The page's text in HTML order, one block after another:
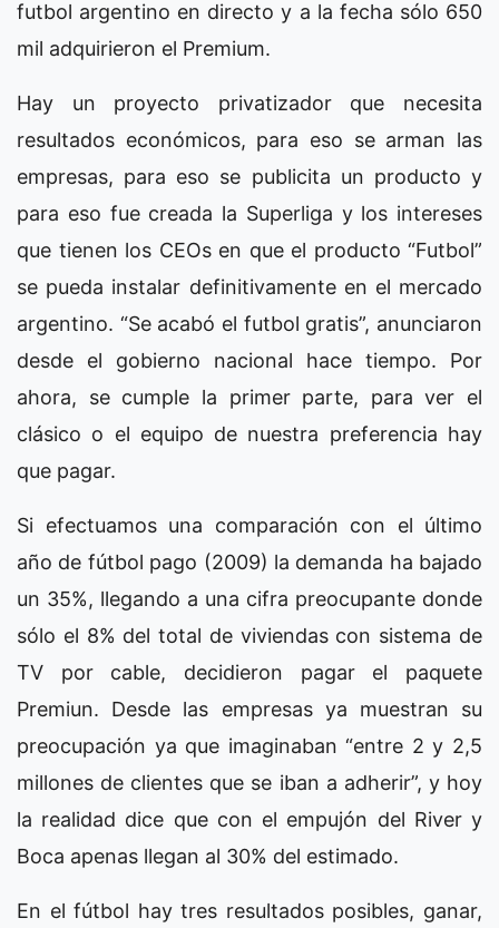
futbol argentino en directo y a la fecha sólo 650
mil adquirieron el Premium.
Hay un proyecto privatizador que necesita
resultados económicos, para eso se arman las
empresas, para eso se publicita un producto y
para eso fue creada la Superliga y los intereses
que tienen los CEOs en que el producto “Futbol”
se pueda instalar definitivamente en el mercado
argentino. “Se acabó el futbol gratis”, anunciaron
desde el gobierno nacional hace tiempo. Por
ahora, se cumple la primer parte, para ver el
clásico o el equipo de nuestra preferencia hay
que pagar.
Si efectuamos una comparación con el último
año de fútbol pago (2009) la demanda ha bajado
un 35%, llegando a una cifra preocupante donde
sólo el 8% del total de viviendas con sistema de
TV por cable, decidieron pagar el paquete
Premiun. Desde las empresas ya muestran su
preocupación ya que imaginaban “entre 2 y 2,5
millones de clientes que se iban a adherir”, y hoy
la realidad dice que con el empujón del River y
Boca apenas llegan al 30% del estimado.
En el fútbol hay tres resultados posibles, ganar,